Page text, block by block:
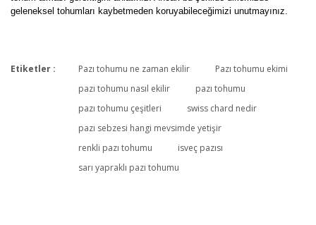
geleneksel tohumları kaybetmeden koruyabileceğimizi unutmayınız.
Bu ürüne ilk yorumu siz yapın!
Yorum Yaz
Etiketler : Pazı tohumu ne zaman ekilir
Pazı tohumu ekimi
pazı tohumu nasıl ekilir
pazı tohumu
pazı tohumu çeşitleri
swiss chard nedir
pazı sebzesi hangi mevsimde yetişir
renkli pazı tohumu
isveç pazısı
sarı yapraklı pazı tohumu